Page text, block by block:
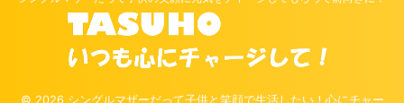
© 2026 シングルマザーだって子供と笑顔で生活したい！心にチャー